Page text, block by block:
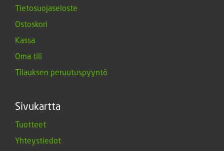
Tietosuojaseloste
Ostoskori
Kassa
Oma tili
Tilauksen peruutuspyyntö
Sivukartta
Tuotteet
Yhteystiedot